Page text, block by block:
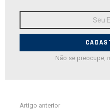
E-
Não se preocupe,
Artigo anterior